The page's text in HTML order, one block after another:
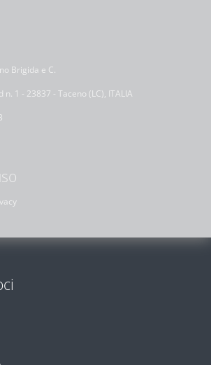
Brigida e C.
1 - 23837 - Taceno (LC), ITALIA